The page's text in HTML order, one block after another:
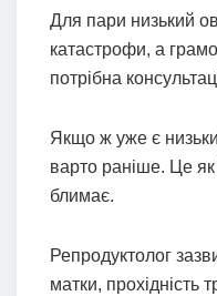
Для пари низький
катастрофи, а
потрібна
Якщо ж уже є
варто раніше. Це
блимає.
Репродуктолог
матки, прохідність